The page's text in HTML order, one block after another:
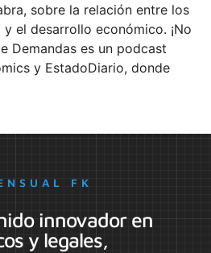
sobre la relación entre los
el desarrollo económico. ¡No
Demandas es un podcast
y EstadoDiario, donde
FK
innovador en
y legales,